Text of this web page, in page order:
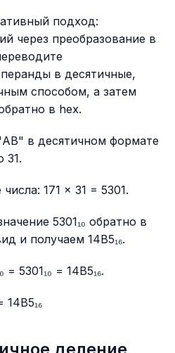
подход:
через преобразование в
в десятичные,
способом, а затем
в hex.
в десятичном формате
31.
171 × 31 = 5301.
5301₁₀ обратно в
и получаем 14B5₁₆.
= 5301₁₀ = 14B5₁₆.
14B5₁₆